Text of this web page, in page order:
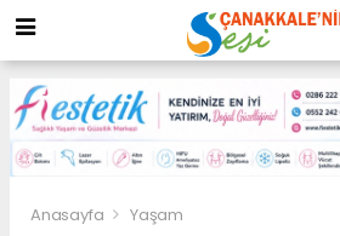
Anasayfa Yaşam